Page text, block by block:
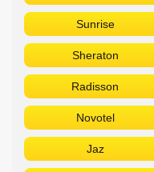
Sunrise
Sheraton
Radisson
Novotel
Jaz